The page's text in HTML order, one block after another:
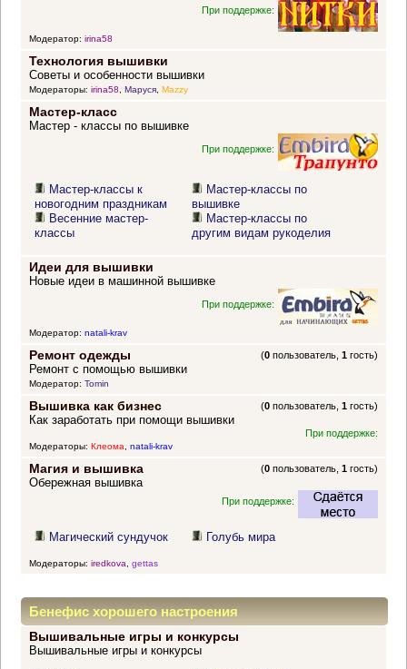
При поддержке:
Модератор: irina58
Технология вышивки
Советы и особенности вышивки
Модераторы: irina58, Маруся, Mazzy
Мастер-класс
Мастер - классы по вышивке
При поддержке:
Мастер-классы к
новогодним праздникам
Весенние мастер-
классы
Мастер-классы по
вышивке
Мастер-классы по
другим видам рукоделия
Идеи для вышивки
Новые идеи в машинной вышивке
При поддержке:
Модератор: natali-krav
Ремонт одежды (0 пользователь,1 гость)
Ремонт с помощью вышивки
Модератор: Tomin
Вышивка как бизнес (0 пользователь,1 гость)
Как заработать при помощи вышивки
При поддержке:
Модераторы: Клеома, natali-krav
Магия и вышивка (0 пользователь,1 гость)
Обережная вышивка
При поддержке:
Магический сундучок Голубь мира
Модераторы: iredkova gettas
Бенефис хорошего настроения
Вышивальные игры и конкурсы
Вышивальные игры и конкурсы